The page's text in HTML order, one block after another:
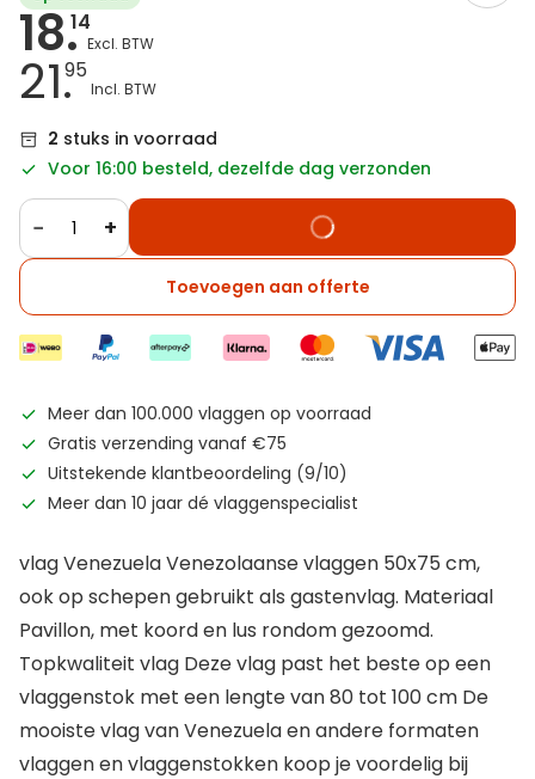
18.14
21.95
2 stuks in voorraad
Voor 16:00 besteld, dezelfde dag verzonden
− +
Toevoegen aan offerte
Meer dan 100.000 vlaggen op voorraad
Gratis verzending vanaf €75
Uitstekende klantbeoordeling (9/10)
Meer dan 10 jaar dé vlaggenspecialist
vlag Venezuela Venezolaanse vlaggen 50x75 cm,
ook op schepen gebruikt als gastenvlag. Materiaal
Pavillon, met koord en lus rondom gezoomd.
Topkwaliteit vlag Deze vlag past het beste op een
vlaggenstok met een lengte van 80 tot 100 cm De
mooiste vlag van Venezuela en andere formaten
vlaggen en vlaggenstokken koop je voordelig bij